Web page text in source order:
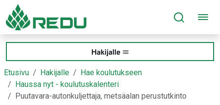
Siirry sivusisältöön
Hakijalle
Etusivu Hakijalle
Hae koulutukseen
Haussa nyt - koulutuskalenteri
Puutavara-autonkuljettaja, metsäalan perustutkinto